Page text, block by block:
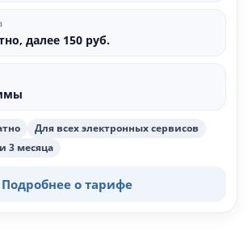
далее 150 руб.
Для всех электронных сервисов
3 месяца
Подробнее о тарифе